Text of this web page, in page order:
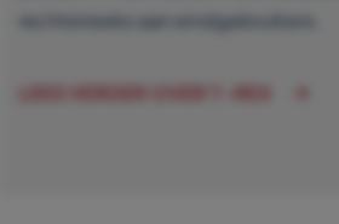
rechtstreeks aan eindgebruikers.
LEES VERDER OVER T-REX